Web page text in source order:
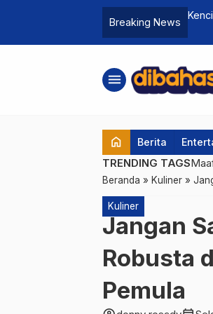
Breaking News
menu
home Berita
TRENDING TAGS
Beranda » Kuliner »
Kuliner
Jangan
Robusta
Pemula